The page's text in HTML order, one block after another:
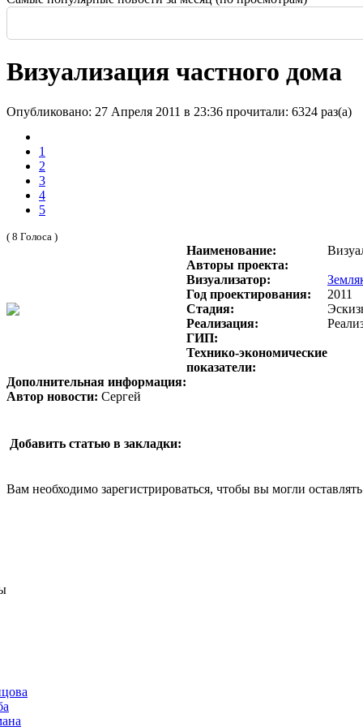
Визуализация частного дома
Опубликовано: 27 Апреля 2011 в 23:36 прочитали: 6324 раз(а)
1
2
3
4
5
( 8 Голоса )
Наименование:
Авторы проекта:
Визуализатор:
Год проектирования:
2011
Стадия:
Реализация:
ГИП:
Технико-экономические
показатели:
Дополнительная информация:
Автор новости: Сергей
Добавить статью в закладки:
Вам необходимо зарегистрироваться, чтобы вы могли